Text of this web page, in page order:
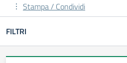
Stampa / Condividi
FILTRI